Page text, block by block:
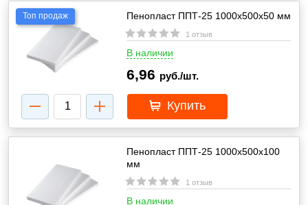
Топ продаж Пенопласт ППТ-25 1000х500х50 мм
1 отзыв
В наличии
6,96 руб./шт.
Купить
Пенопласт ППТ-25 1000х500х100
мм
1 отзыв
В наличии